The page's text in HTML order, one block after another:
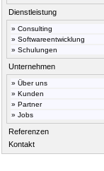
Dienstleistung
» Consulting
» Softwareentwicklung
» Schulungen
Unternehmen
» Über uns
» Kunden
» Partner
» Jobs
Referenzen
Kontakt